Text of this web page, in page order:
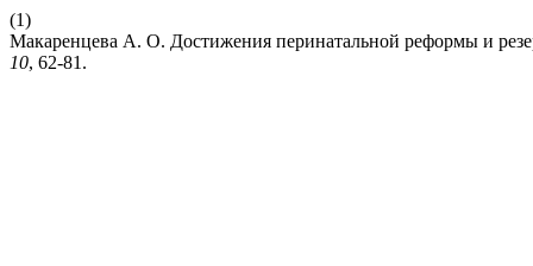
(1)
Макаренцева А. О. Достижения перинатальной реформы и
10, 62-81.